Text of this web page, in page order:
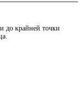
до крайней точки